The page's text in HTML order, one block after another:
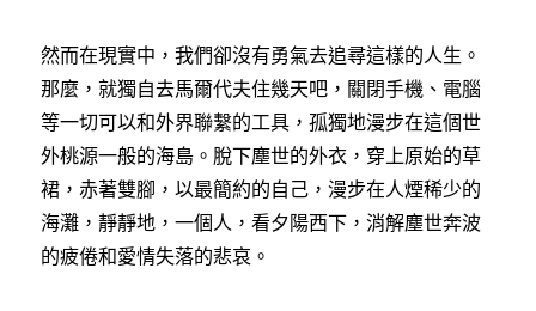
然而在現實中，我們卻沒有勇氣去追尋這樣的人生。
那麼，就獨自去馬爾代夫住幾天吧，關閉手機、電腦
等一切可以和外界聯繫的工具，孤獨地漫步在這個世
外桃源一般的海島。脫下塵世的外衣，穿上原始的草
裙，赤著雙腳，以最簡約的自己，漫步在人煙稀少的
海灘，靜靜地，一個人，看夕陽西下，消解塵世奔波
的疲倦和愛情失落的悲哀。